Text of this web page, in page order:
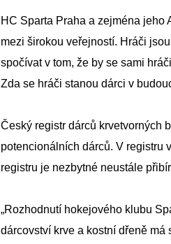
HC Sparta Praha a zejména jeho
mezi širokou veřejností. Hráči
spočívat v tom, že by se sami
Zda se hráči stanou dárci v
Český registr dárců krvetvorných
potencionálních dárců. V registru
registru je nezbytné neustále
„Rozhodnutí hokejového klubu
dárcovství krve a kostní dřeně